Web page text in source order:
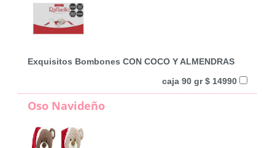
Exquisitos Bombones CON COCO Y ALMENDRAS
caja 90 gr $ 14990
Oso Navideño